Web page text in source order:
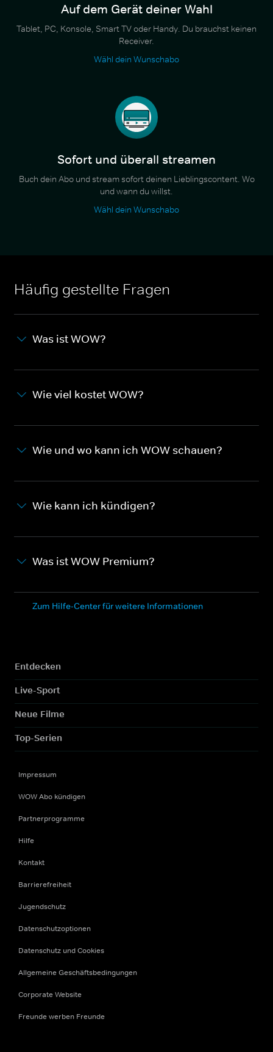
Auf dem Gerät deiner Wahl
Tablet, PC, Konsole, Smart TV oder Handy. Du brauchst keinen
Receiver.
Wähl dein Wunschabo
Sofort und überall streamen
Buch dein Abo und stream sofort deinen Lieblingscontent. Wo
und wann du willst.
Wähl dein Wunschabo
Häufig gestellte Fragen
Was ist WOW?
Wie viel kostet WOW?
Wie und wo kann ich WOW schauen?
Wie kann ich kündigen?
Was ist WOW Premium?
Zum Hilfe-Center für weitere Informationen
Entdecken
Live-Sport
Neue Filme
Top-Serien
Impressum
WOW Abo kündigen
Partnerprogramme
Hilfe
Kontakt
Barrierefreiheit
Jugendschutz
Datenschutzoptionen
Datenschutz und Cookies
Allgemeine Geschäftsbedingungen
Corporate Website
Freunde werben Freunde